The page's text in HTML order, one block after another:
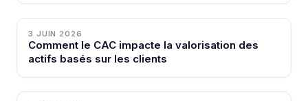
3 JUIN 2026
Comment le CAC impacte la valorisation des
actifs basés sur les clients